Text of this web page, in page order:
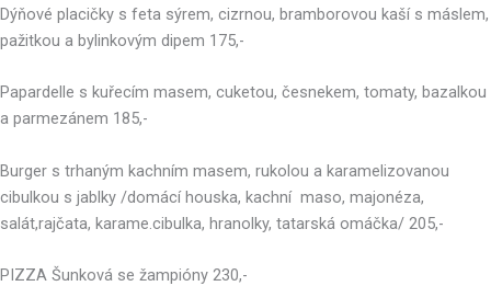
Dýňové placičky s feta sýrem, cizrnou, bramborovou kaší s máslem,
pažitkou a bylinkovým dipem 175,-
Papardelle s kuřecím masem, cuketou, česnekem, tomaty, bazalkou
a parmezánem 185,-
Burger s trhaným kachním masem, rukolou a karamelizovanou
cibulkou s jablky /domácí houska, kachní maso, majonéza,
salát,rajčata, karame.cibulka, hranolky, tatarská omáčka/ 205,-
PIZZA Šunková se žampióny 230,-